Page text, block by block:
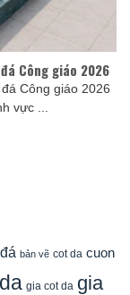
Công giáo 2026
Công giáo 2026
vực ...
bản vẽ cot da cuon
gia cot da gia